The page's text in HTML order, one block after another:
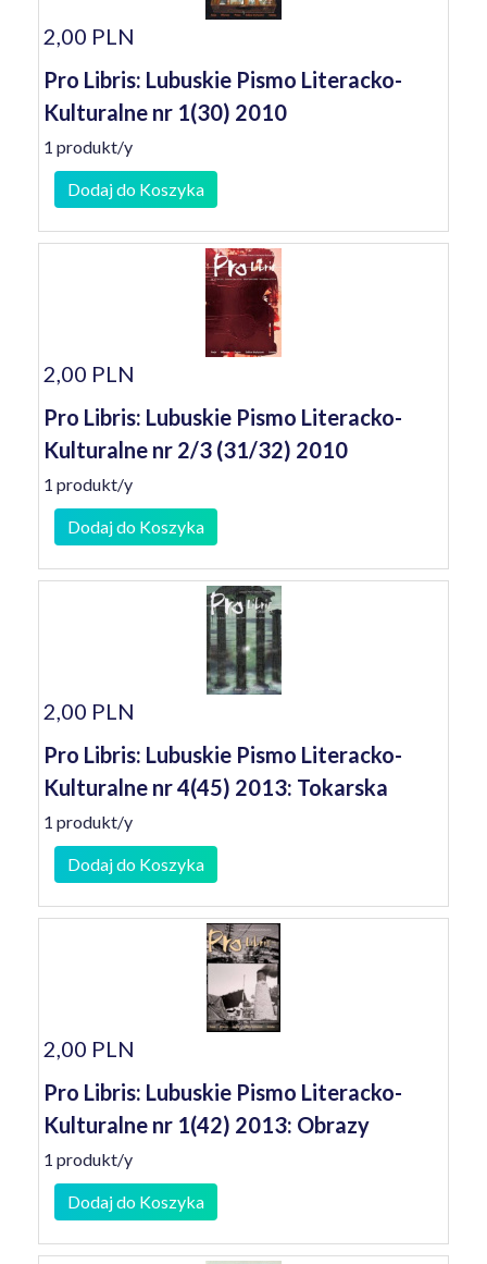
2,00 PLN
Pro Libris: Lubuskie Pismo Literacko-
Kulturalne nr 1(30) 2010
1 produkt/y
Dodaj do Koszyka
2,00 PLN
Pro Libris: Lubuskie Pismo Literacko-
Kulturalne nr 2/3 (31/32) 2010
1 produkt/y
Dodaj do Koszyka
2,00 PLN
Pro Libris: Lubuskie Pismo Literacko-
Kulturalne nr 4(45) 2013: Tokarska
1 produkt/y
Dodaj do Koszyka
2,00 PLN
Pro Libris: Lubuskie Pismo Literacko-
Kulturalne nr 1(42) 2013: Obrazy
1 produkt/y
Dodaj do Koszyka